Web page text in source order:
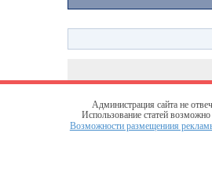
Администрация сайта не
Использование статей
Возможности размещениия